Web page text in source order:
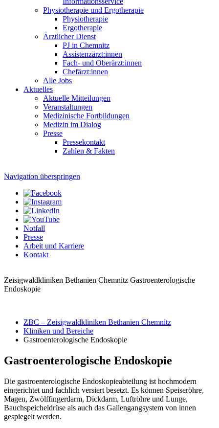
Physiotherapie und Ergotherapie
Physiotherapie
Ergotherapie
Ärztlicher Dienst
PJ in Chemnitz
Assistenzärzt:innen
Fach- und Oberärzt:innen
Chefärzt:innen
Alle Jobs
Aktuelles
Aktuelle Mitteilungen
Veranstaltungen
Medizinische Fortbildungen
Medizin im Dialog
Presse
Pressekontakt
Zahlen & Fakten
Navigation überspringen
Notfall
Presse
Arbeit und Karriere
Kontakt
Zeisigwaldkliniken Bethanien Chemnitz Gastroenterologische
Endoskopie
ZBC – Zeisigwaldkliniken Bethanien Chemnitz
Kliniken und Bereiche
Gastroenterologische Endoskopie
Gastro­enterologische Endoskopie
Die gastroenterologische Endoskopieabteilung ist hochmodern
eingerichtet und fachlich versiert besetzt. Es können Speiseröhre,
Magen, Zwölffingerdarm, Dickdarm, Luftröhre und Lunge,
Bauchspeicheldrüse als auch das Gallengangsystem von innen
gespiegelt werden.